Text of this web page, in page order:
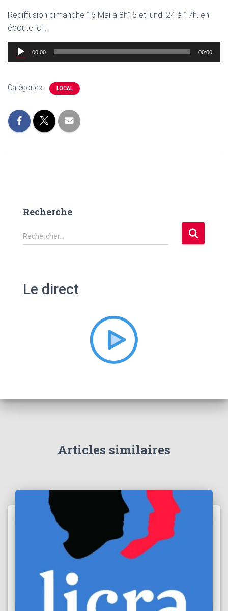
Rediffusion dimanche 16 Mai à 8h15 et lundi 24 à 17h, en
écoute ici :
Lecteur
audio
00:00 00:00
Catégories : LOCAL
Recherche
R
e
Rechercher…
Le direct
Articles similaires